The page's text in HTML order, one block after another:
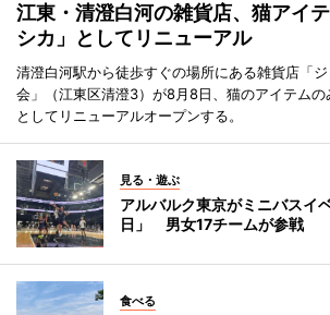
江東・清澄白河の雑貨店、猫アイ
シカ」としてリニューアル
清澄白河駅から徒歩すぐの場所にある雑貨店「
会」（江東区清澄3）が8月8日、猫のアイテムの
としてリニューアルオープンする。
見る・遊ぶ
アルバルク東京がミニバスイ
日」 男女17チームが参戦
食べる